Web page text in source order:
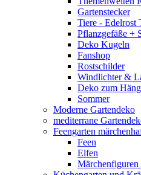
Gartenstecker
Tiere - Edelrost
Pflanzgefäße +
Deko Kugeln
Fanshop
Rostschilder
Windlichter &
Deko zum
Sommer
Moderne Gartendeko
mediterrane
Feengarten
Feen
Elfen
Märchenfiguren